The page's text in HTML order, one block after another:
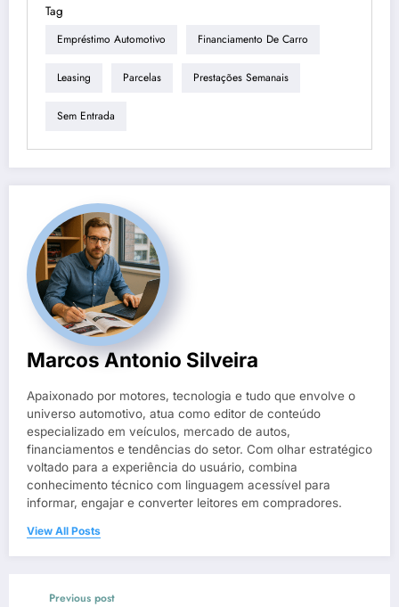
Tag
Empréstimo Automotivo Financiamento De Carro
Leasing Parcelas Prestações Semanais
Sem Entrada
Marcos Antonio Silveira
Apaixonado por motores, tecnologia e tudo que envolve o
universo automotivo, atua como editor de conteúdo
especializado em veículos, mercado de autos,
financiamentos e tendências do setor. Com olhar estratégico
voltado para a experiência do usuário, combina
conhecimento técnico com linguagem acessível para
informar, engajar e converter leitores em compradores.
View All Posts
Previous post